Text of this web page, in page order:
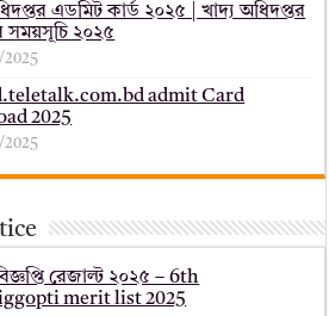
এডমিট কার্ড ২০২৫ | খাদ্য অধিদপ্তর
সময়সূচি ২০২৫
2025
admit Card
2025
2025
রেজাল্ট ২০২৫ – 6th
merit list 2025